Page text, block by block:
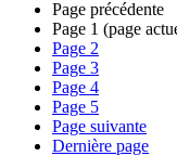
Page précédente
Page 1 (page
Page 2
Page 3
Page 4
Page 5
Page suivante
Dernière page